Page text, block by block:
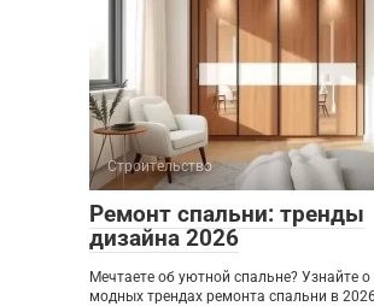
Строительство
Ремонт спальни: тренды
дизайна 2026
Мечтаете об уютной спальне? Узнайте
модных трендах ремонта спальни в